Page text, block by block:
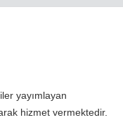
yayımlayan
hizmet vermektedir.